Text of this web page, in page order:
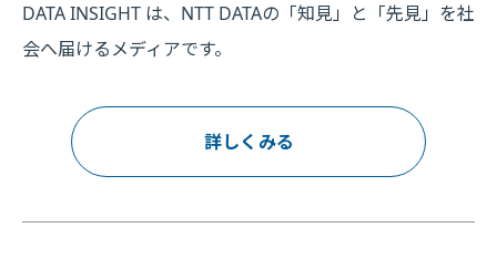
DATA INSIGHT は、NTT DATAの「知見」と「先見」を社
会へ届けるメディアです。
詳しくみる